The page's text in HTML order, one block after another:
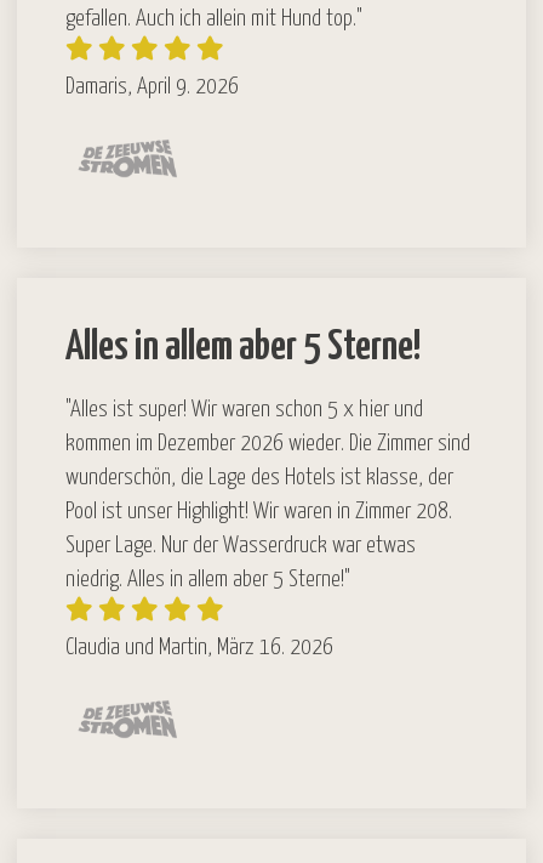
gefallen. Auch ich allein mit Hund top."
Damaris, April 9. 2026
Alles in allem aber 5 Sterne!
"Alles ist super! Wir waren schon 5 x hier und
kommen im Dezember 2026 wieder. Die Zimmer sind
wunderschön, die Lage des Hotels ist klasse, der
Pool ist unser Highlight! Wir waren in Zimmer 208.
Super Lage. Nur der Wasserdruck war etwas
niedrig. Alles in allem aber 5 Sterne!"
Claudia und Martin, März 16. 2026